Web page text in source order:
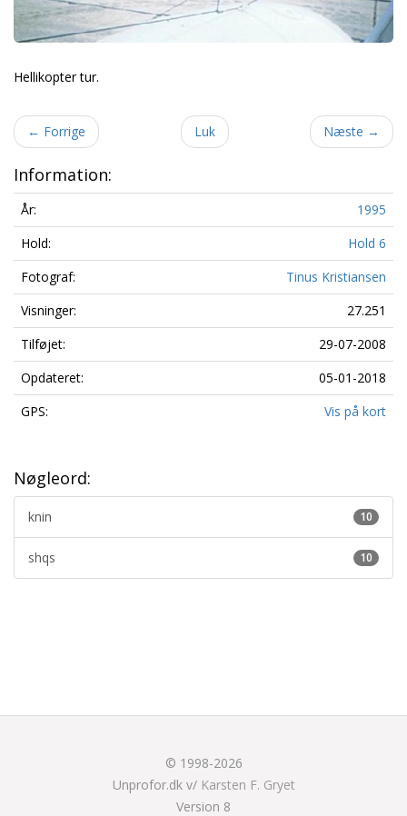
Hellikopter tur.
← Forrige Luk Næste →
Information:
År:
1995
Hold:
Hold 6
Fotograf:
Tinus Kristiansen
Visninger:
27.251
Tilføjet:
29-07-2008
Opdateret:
05-01-2018
GPS:
Vis på kort
Nøgleord:
10
knin
10
shqs
© 1998-2026
Unprofor.dk v/ Karsten F. Gryet
Version 8